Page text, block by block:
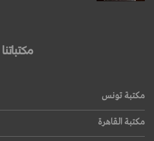
مكتباتنا
مكتبة تونس
مكتبة القاهرة